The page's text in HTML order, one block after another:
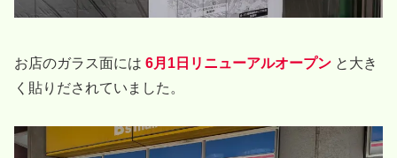
お店のガラス面には 6月1日リニューアルオープン と大き
く貼りだされていました。